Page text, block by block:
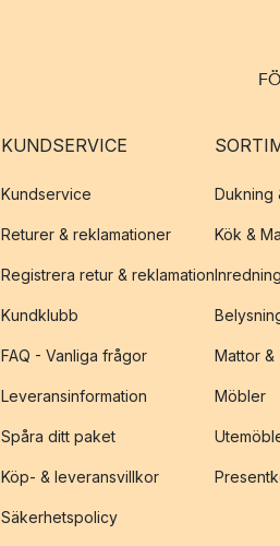
KUNDSERVICE
Kundservice
Returer & reklamationer
Registrera retur & reklamation
Kundklubb
FAQ - Vanliga frågor
Leveransinformation
Spåra ditt paket
Köp- & leveransvillkor
Säkerhetspolicy
Dukning
Kök &
Inredning
Mattor &
Möbler